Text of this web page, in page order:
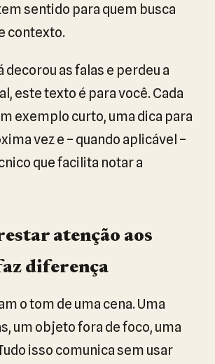
sentido para quem busca
contexto.
decorou as falas e perdeu a
este texto é para você. Cada
exemplo curto, uma dica para
vez e – quando aplicável –
que facilita notar a
atenção aos
diferença
o tom de uma cena. Uma
um objeto fora de foco, uma
isso comunica sem usar